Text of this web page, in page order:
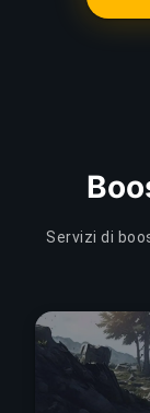
Servizi di